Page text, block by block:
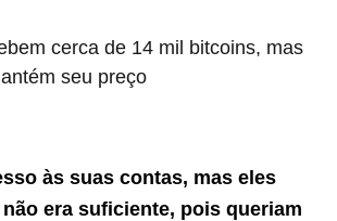
cerca de 14 mil bitcoins, mas
seu preço
às suas contas, mas eles
era suficiente, pois queriam